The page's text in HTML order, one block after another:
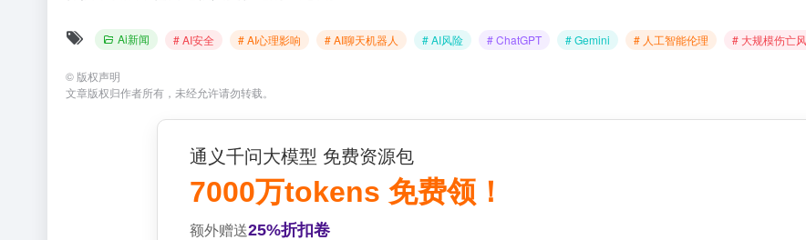
Ai新闻 # AI安全 # AI心理影响 # AI聊天机器人 # AI风险 # ChatGPT # Gemini # 人工智能伦理 # 大规模伤亡
© 版权声明
文章版权归作者所有，未经允许请勿转载。
通义千问大模型 免费资源包
7000万tokens 免费领！
额外赠送25%折扣卷